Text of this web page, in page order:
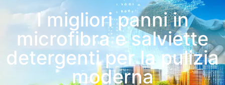
I migliori panni in
microfibra e salviette
detergenti per la pulizia
moderna